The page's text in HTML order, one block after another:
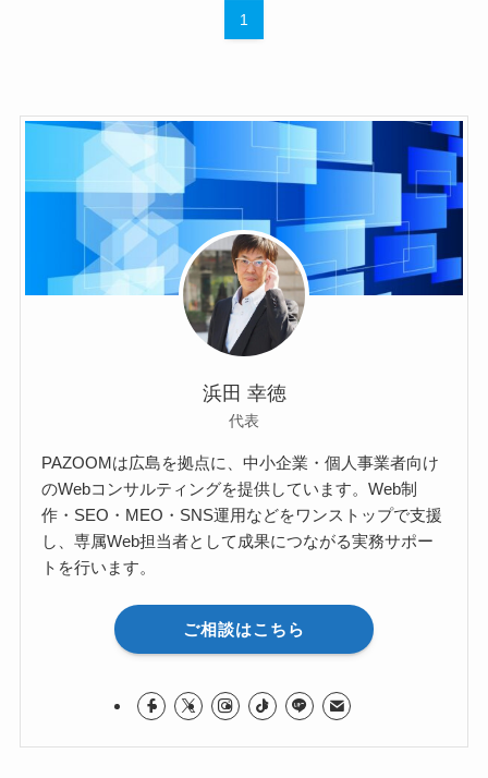
1
浜田 幸徳
代表
PAZOOMは広島を拠点に、中小企業・個人事業者向け
のWebコンサルティングを提供しています。Web制
作・SEO・MEO・SNS運用などをワンストップで支援
し、専属Web担当者として成果につながる実務サポー
トを行います。
ご相談はこちら